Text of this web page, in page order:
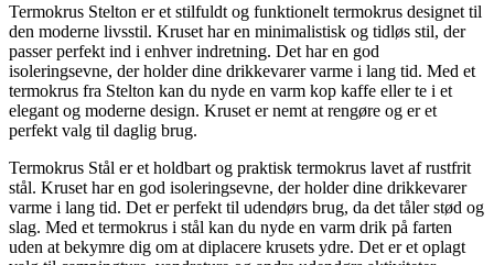
Termokrus Stelton er et stilfuldt og funktionelt termokrus designet til
den moderne livsstil. Kruset har en minimalistisk og tidløs stil, der
passer perfekt ind i enhver indretning. Det har en god
isoleringsevne, der holder dine drikkevarer varme i lang tid. Med et
termokrus fra Stelton kan du nyde en varm kop kaffe eller te i et
elegant og moderne design. Kruset er nemt at rengøre og er et
perfekt valg til daglig brug.
Termokrus Stål er et holdbart og praktisk termokrus lavet af rustfrit
stål. Kruset har en god isoleringsevne, der holder dine drikkevarer
varme i lang tid. Det er perfekt til udendørs brug, da det tåler stød og
slag. Med et termokrus i stål kan du nyde en varm drik på farten
uden at bekymre dig om at diplacere krusets ydre. Det er et oplagt